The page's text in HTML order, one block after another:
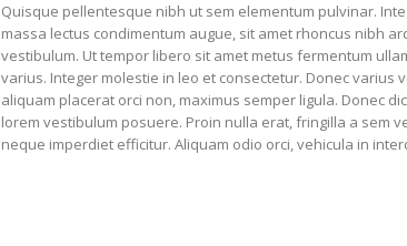
Quisque pellentesque nibh ut sem elementum pulvinar.
massa lectus condimentum augue, sit amet rhoncus nibh
vestibulum. Ut tempor libero sit amet metus fermentum
varius. Integer molestie in leo et consectetur. Donec varius
aliquam placerat orci non, maximus semper ligula. Donec
lorem vestibulum posuere. Proin nulla erat, fringilla a sem
neque imperdiet efficitur. Aliquam odio orci, vehicula in